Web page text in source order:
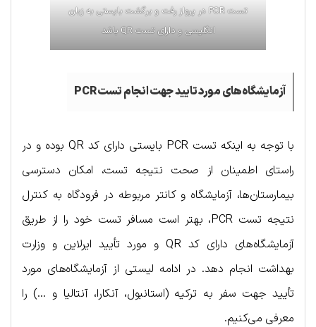
تست PCR در پرواز رفت و برگشت بایستی به زبان
انگلیسی و دارای تست QR باشد
آزمایشگاه‌های مورد تایید جهت انجام تستPCR
با توجه به اینکه تست PCR بایستی دارای کد QR بوده و در
راستای اطمینان از صحت نتیجه تست، امکان دسترسی
بیمارستان‌ها، آزمایشگاه و کانتر مربوطه در فرودگاه به کنترل
نتیجه تست PCR، بهتر است مسافر تست خود را از طریق
آزمایشگاه‌های دارای کد QR و مورد تأیید ایرلاین و وزارت
بهداشت انجام دهد. در ادامه لیستی از آزمایشگاه‌های مورد
تأیید جهت سفر به ترکیه (استانبول، آنکارا، آنتالیا و …) را
معرفی می‌کنیم.